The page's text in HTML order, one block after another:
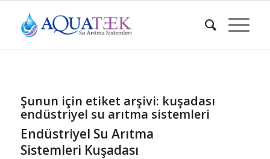
Şunun için etiket arşivi: kuşadası
endüstriyel su arıtma sistemleri
Endüstriyel Su Arıtma
Sistemleri Kuşadası